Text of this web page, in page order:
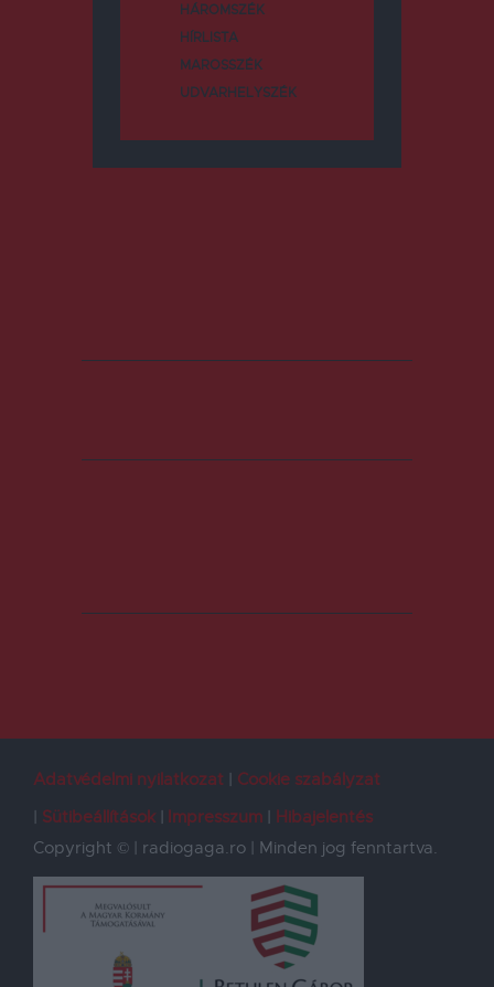
HÁROMSZÉK
HÍRLISTA
MAROSSZÉK
UDVARHELYSZÉK
Adatvédelmi nyilatkozat
Cookie szabályzat
Sütibeállítások
Impresszum
Hibajelentés
Copyright © | radiogaga.ro | Minden jog fenntartva.